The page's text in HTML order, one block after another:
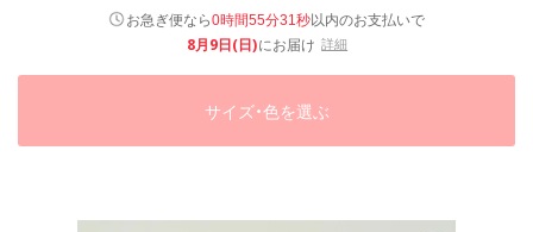
お急ぎ便なら0時間55分30秒以内のお支払いで
8月9日(日)にお届け 詳細
サイズ・色を選ぶ